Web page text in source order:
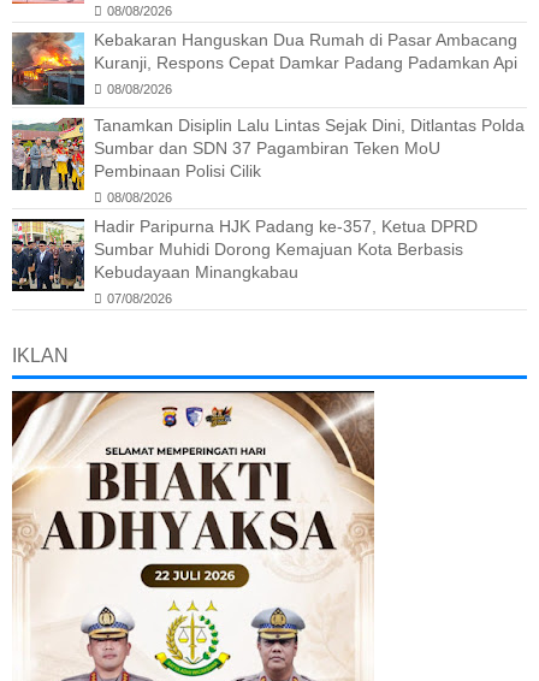
08/08/2026
Kebakaran Hanguskan Dua Rumah di Pasar Ambacang
Kuranji, Respons Cepat Damkar Padang Padamkan Api
08/08/2026
Tanamkan Disiplin Lalu Lintas Sejak Dini, Ditlantas Polda
Sumbar dan SDN 37 Pagambiran Teken MoU
Pembinaan Polisi Cilik
08/08/2026
Hadir Paripurna HJK Padang ke-357, Ketua DPRD
Sumbar Muhidi Dorong Kemajuan Kota Berbasis
Kebudayaan Minangkabau
07/08/2026
IKLAN